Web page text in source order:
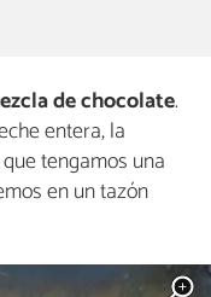
de chocolate.
entera, la
tengamos una
en un tazón